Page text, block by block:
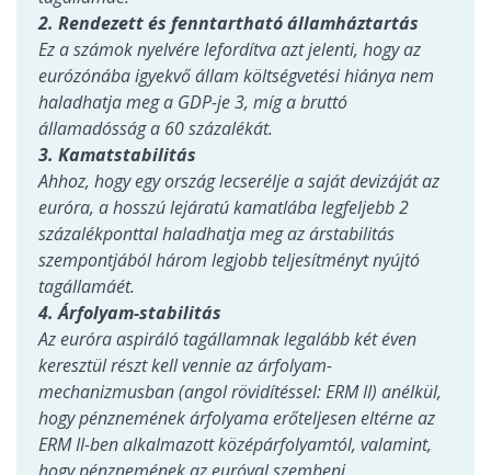
2. Rendezett és fenntartható államháztartás
Ez a számok nyelvére lefordítva azt jelenti, hogy az
eurózónába igyekvő állam költségvetési hiánya nem
haladhatja meg a GDP-je 3, míg a bruttó
államadósság a 60 százalékát.
3. Kamatstabilitás
Ahhoz, hogy egy ország lecserélje a saját devizáját az
euróra, a hosszú lejáratú kamatlába legfeljebb 2
százalékponttal haladhatja meg az árstabilitás
szempontjából három legjobb teljesítményt nyújtó
tagállamáét.
4. Árfolyam-stabilitás
Az euróra aspiráló tagállamnak legalább két éven
keresztül részt kell vennie az árfolyam-
mechanizmusban (angol rövidítéssel: ERM II) anélkül,
hogy pénznemének árfolyama erőteljesen eltérne az
ERM II-ben alkalmazott középárfolyamtól, valamint,